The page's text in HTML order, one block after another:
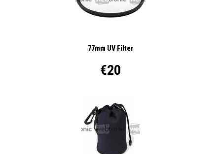
77mm UV Filter
€20